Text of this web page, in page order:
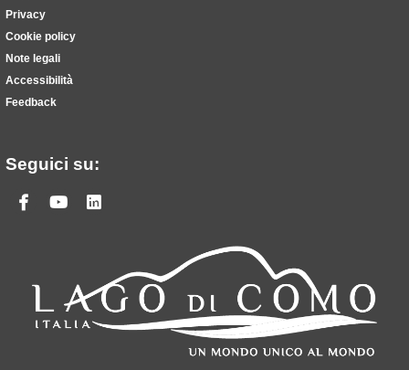
Privacy
Cookie policy
Note legali
Accessibilità
Feedback
Seguici su:
Facebook
Youtube